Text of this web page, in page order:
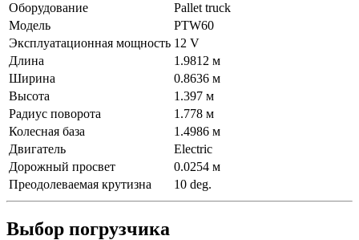
Оборудование
Pallet truck
Модель
PTW60
Эксплуатационная мощность 12 V
Длина
1.9812 м
Ширина
0.8636 м
Высота
1.397 м
Радиус поворота
1.778 м
Колесная база
1.4986 м
Двигатель
Electric
Дорожный просвет
0.0254 м
Преодолеваемая крутизна
10 deg.
Выбор погрузчика